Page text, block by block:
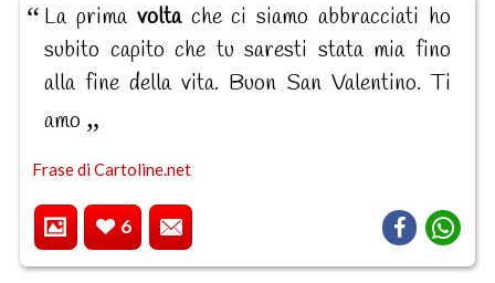
La prima voltache ci siamo abbracciati ho
subito capito che tu saresti stata mia fino
alla fine della vita. Buon San Valentino. Ti
amo
Frase di Cartoline.net
6